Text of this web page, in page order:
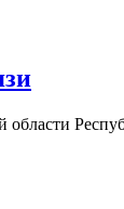
области